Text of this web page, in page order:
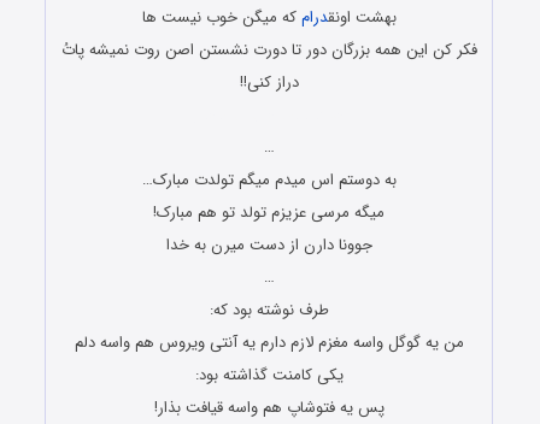
بهشت اونقدرامکه میگن خوب نیست ها
فکر کن این همه بزرگان دور تا دورت نشستن اصن روت نمیشه پاتُ
دراز کنی!!
…
به دوستم اس میدم میگم تولدت مبارک…
میگه مرسی عزیزم تولد تو هم مبارک!
جوونا دارن از دست میرن به خدا
…
طرف نوشته بود که:
من یه گوگل واسه مغزم لازم دارم یه آنتی ویروس هم واسه دلم
یکی کامنت گذاشته بود:
پس یه فتوشاپ هم واسه قیافت بذار!